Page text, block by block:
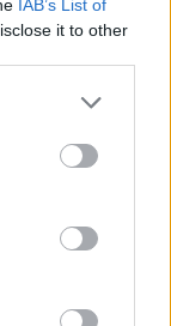
IAB’s List of
it to other
το Κέντρο
Κέντρο